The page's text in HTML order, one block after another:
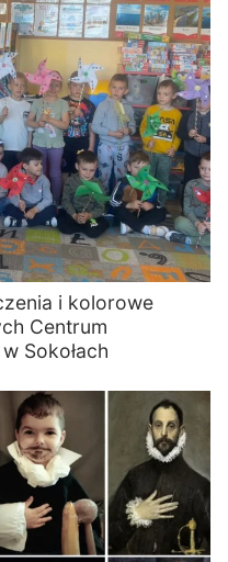
i kolorowe
Centrum
Sokołach